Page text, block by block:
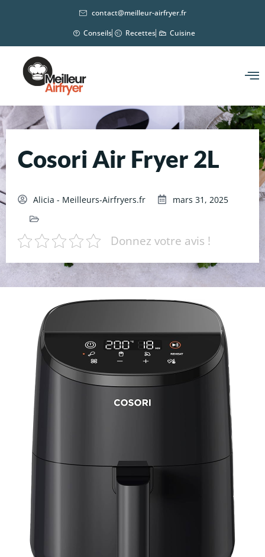
contact@meilleur-airfryer.fr
Conseils
Recettes Cuisine
Cosori Air Fryer 2L
Alicia - Meilleurs-Airfryers.fr mars 31, 2025
Donnez votre avis !